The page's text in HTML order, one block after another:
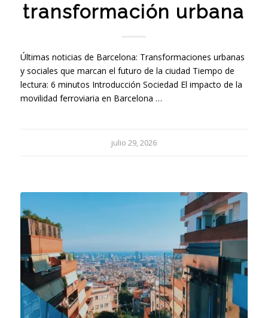
transformación urbana
Últimas noticias de Barcelona: Transformaciones urbanas
y sociales que marcan el futuro de la ciudad Tiempo de
lectura: 6 minutos Introducción Sociedad El impacto de la
movilidad ferroviaria en Barcelona …
julio 29, 2026